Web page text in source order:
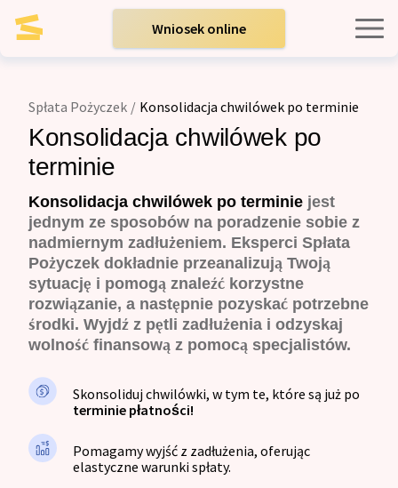
Wniosek online
Kredyty dla firm
Opinie
Blog
Zespół
Spłata Pożyczek / Konsolidacja chwilówek po terminie
Konsolidacja chwilówek po
terminie
Konsolidacja chwilówek po terminie jest
jednym ze sposobów na poradzenie sobie z
nadmiernym zadłużeniem. Eksperci Spłata
Pożyczek dokładnie przeanalizują Twoją
sytuację i pomogą znaleźć korzystne
rozwiązanie, a następnie pozyskać potrzebne
środki. Wyjdź z pętli zadłużenia i odzyskaj
wolność finansową z pomocą specjalistów.
Skonsoliduj chwilówki, w tym te, które są już po
terminie płatności!
Pomagamy wyjść z zadłużenia, oferując
elastyczne warunki spłaty.